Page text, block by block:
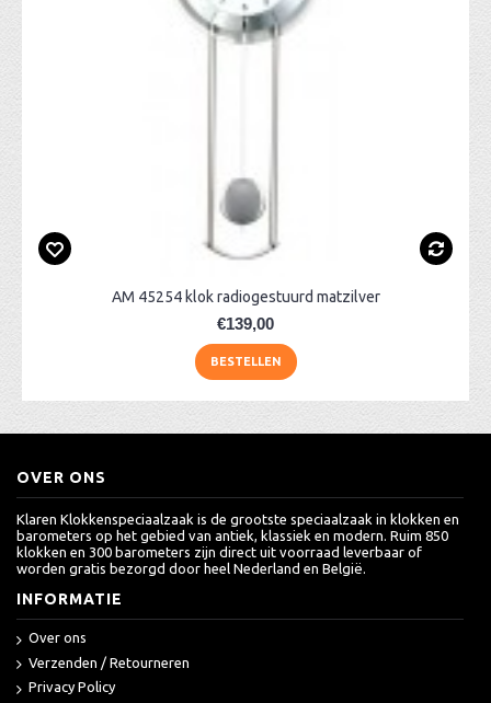
AM 45254 klok radiogestuurd matzilver
€139,00
BESTELLEN
OVER ONS
Klaren Klokkenspeciaalzaak is de grootste speciaalzaak in klokken en
barometers op het gebied van antiek, klassiek en modern. Ruim 850
klokken en 300 barometers zijn direct uit voorraad leverbaar of
worden gratis bezorgd door heel Nederland en België.
INFORMATIE
Over ons
Verzenden / Retourneren
Privacy Policy